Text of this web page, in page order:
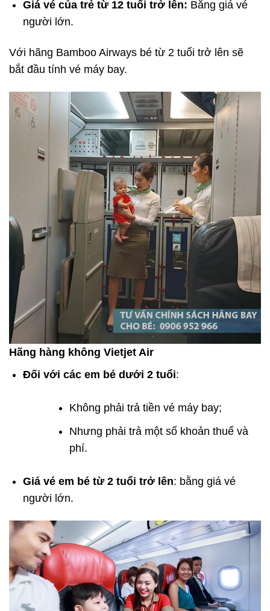
Giá vé của trẻ từ 12 tuổi trở lên: Bằng giá vé
người lớn.
Với hãng Bamboo Airways bé từ 2 tuổi trở lên sẽ
bắt đầu tính vé máy bay.
Hãng hàng không Vietjet Air
Đối với các em bé dưới 2 tuổi:
Không phải trả tiền vé máy bay;
Nhưng phải trả một số khoản thuế và
phí.
Giá vé em bé từ 2 tuổi trở lên: bằng giá vé
người lớn.